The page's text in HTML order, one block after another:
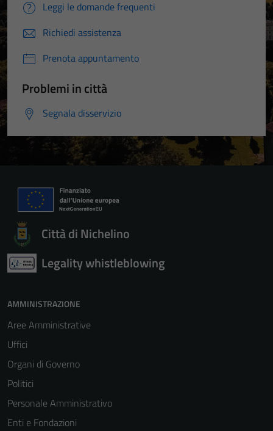
Leggi le domande frequenti
Richiedi assistenza
Prenota appuntamento
Problemi in città
Segnala disservizio
Città di Nichelino
Legality whistleblowing
AMMINISTRAZIONE
Aree Amministrative
Uffici
Organi di Governo
Politici
Personale Amministrativo
Enti e Fondazioni